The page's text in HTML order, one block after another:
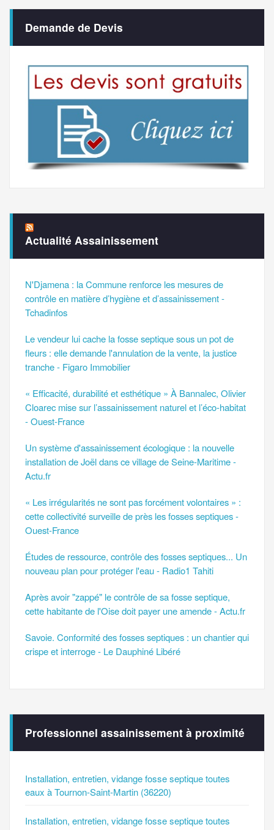
Demande de Devis
Actualité Assainissement
N'Djamena : la Commune renforce les mesures de
contrôle en matière d’hygiène et d’assainissement -
Tchadinfos
Le vendeur lui cache la fosse septique sous un pot de
fleurs : elle demande l'annulation de la vente, la justice
tranche - Figaro Immobilier
« Efficacité, durabilité et esthétique » À Bannalec, Olivier
Cloarec mise sur l’assainissement naturel et l’éco-habitat
- Ouest-France
Un système d'assainissement écologique : la nouvelle
installation de Joël dans ce village de Seine-Maritime -
Actu.fr
« Les irrégularités ne sont pas forcément volontaires » :
cette collectivité surveille de près les fosses septiques -
Ouest-France
Études de ressource, contrôle des fosses septiques... Un
nouveau plan pour protéger l'eau - Radio1 Tahiti
Après avoir "zappé" le contrôle de sa fosse septique,
cette habitante de l'Oise doit payer une amende - Actu.fr
Savoie. Conformité des fosses septiques : un chantier qui
crispe et interroge - Le Dauphiné Libéré
Professionnel assainissement à proximité
Installation, entretien, vidange fosse septique toutes
eaux à Tournon-Saint-Martin (36220)
Installation, entretien, vidange fosse septique toutes